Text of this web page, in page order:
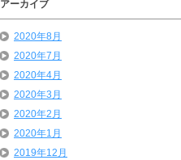
アーカイブ
2020年8月
2020年7月
2020年4月
2020年3月
2020年2月
2020年1月
2019年12月